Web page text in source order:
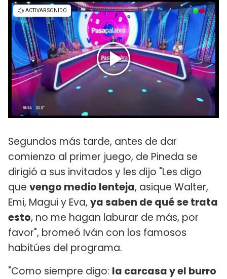
Segundos más tarde, antes de dar
comienzo al primer juego, de Pineda se
dirigió a sus invitados y les dijo "Les digo
que vengo medio lenteja, asique Walter,
Emi, Magui y Eva, ya saben de qué se trata
esto, no me hagan laburar de más, por
favor", bromeó Iván con los famosos
habitúes del programa.
"Como siempre digo: la carcasa y el burro